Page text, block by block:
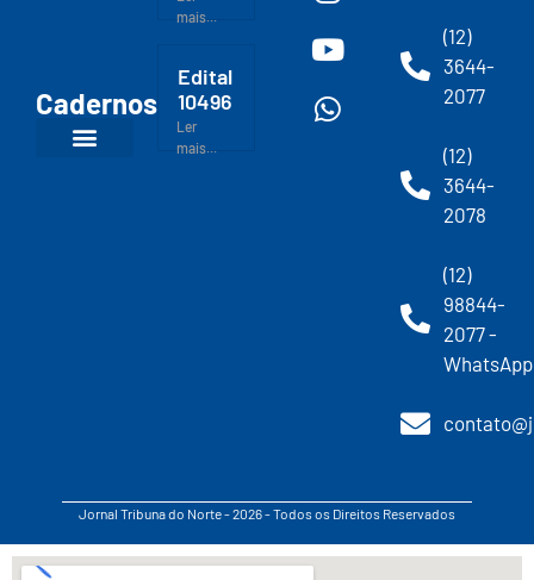
Cadernos
mais...
Edital
10496
Ler
mais...
(12)
3644-
2077
(12)
3644-
2078
(12)
98844-
2077 -
WhatsApp
Jornal Tribuna do Norte - 2026 - Todos os Direitos Reservados